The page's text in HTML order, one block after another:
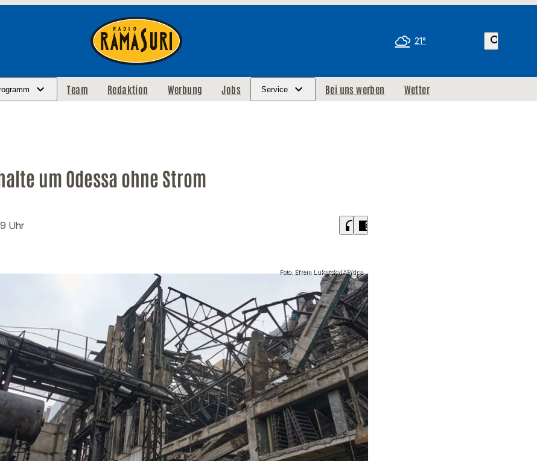
21° search
Team Redaktion Werbung Jobs Service Bei uns werben Wetter
um Odessa ohne Strom
Uhr headphones chrome_reader_mode
Foto: Efrem Lukatsky/AP/dpa